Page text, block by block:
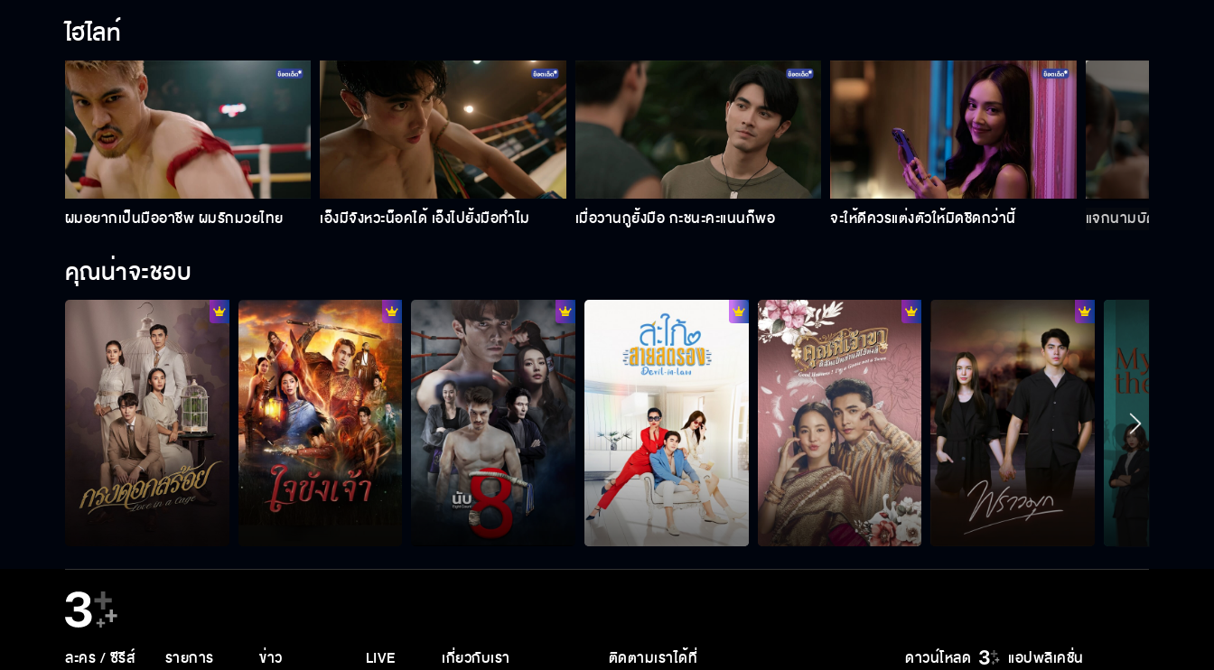
ถ้าจะฉีกสัญญาก็ต้องจ่ายค่าปรับมา
ป๊าของเธอเสียพนันมวยมาหลายปีแล้ว
วันที่มึงได้แชมป์ คือวันตายของมึง
ไม่อยากเห็นคุณแต่งงานโดยไม่เต็มใจ
ไฮไลท์
ผมอยากเป็นมืออาชีพ ผมรักมวยไทย เอ็งมีจังหวะน็อคได้ เอ็งไปยั้งมือทำไม เมื่อวานกูยั้งมือ กะชนะคะแนนก็พอ จะให้ดีควรแต่งตัวให้มิดชิดกว่านี้ แจกนามบัตรอีกแล้ว
คุณน่าจะชอบ
ดาวน์โหลด แอปพลิเคชั่น
ละคร / ซีรีส์ รายการ ข่าว LIVE เกี่ยวกับเรา ติดตามเราได้ที่